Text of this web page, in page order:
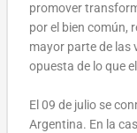
promover
por el bien común,
mayor parte de las
opuesta de lo que
El 09 de julio se
Argentina. En la